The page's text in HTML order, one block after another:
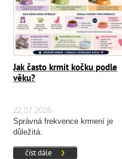
Jak často krmit kočku podle
věku?
22.07.2026
Správná frekvence krmení je
důležitá.
číst dále